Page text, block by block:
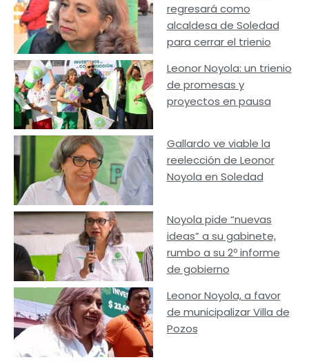
regresará como
alcaldesa de Soledad
para cerrar el trienio
Leonor Noyola: un trienio
de promesas y
proyectos en pausa
Gallardo ve viable la
reelección de Leonor
Noyola en Soledad
Noyola pide “nuevas
ideas” a su gabinete,
rumbo a su 2º informe
de gobierno
Leonor Noyola, a favor
de municipalizar Villa de
Pozos